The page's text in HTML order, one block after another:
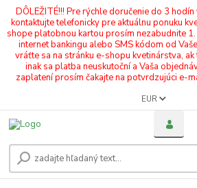
DÔLEŽITÉ!!! Pre rýchle doručenie do 3
kontaktujte telefonicky pre aktuálnu ponuku
shope platobnou kartou prosím nezabudnite
internet bankingu alebo SMS kódom od
vráťte sa na stránku e-shopu kvetinárstva,
inak sa platba neuskutoční a Vaša
zaplatení prosím čakajte na potvrdzujúci e-
EUR